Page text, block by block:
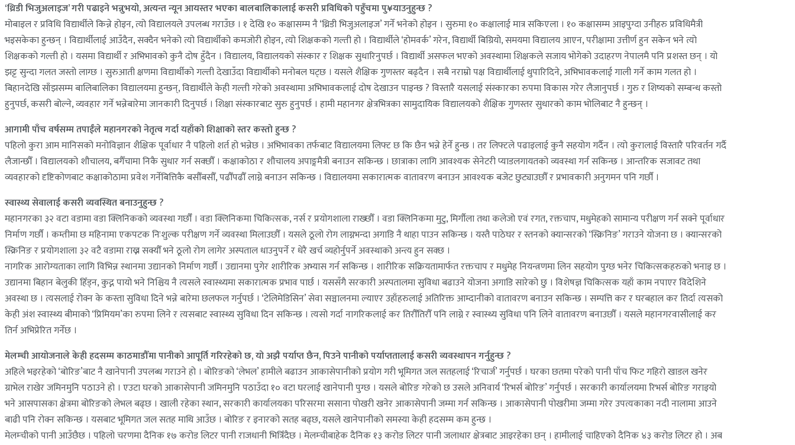
‘थ्रिडी भिजुअलाइज’ गरी पढाइने भन्नुभयो, अत्यन्त न्यून आयस्तर भएका बालबालिकालाई कसरी प्रविधिको पहुँचमा पु¥याउनुहुन्छ ?
मोबाइल र प्रविधि विद्यार्थीले किन्ने होइन, त्यो विद्यालयले उपलब्ध गराउँछ । १ देखि १० कक्षासम्म नै ‘थ्रिडी भिजुअलाइज’ गर्ने भनेको होइन । सुरुमा १० कक्षालाई मात्र सकिएला । १० कक्षासम्म आइपुग्दा उनीहरु प्रविधिमैत्री
भइसकेका हुन्छन् । विद्यार्थीलाई आउँदैन, सक्दैन भनेको त्यो विद्यार्थीको कमजोरी होइन, त्यो शिक्षकको गल्ती हो । विद्यार्थीले ‘होमवर्क’ गरेन, विद्यार्थी बिग्रियो, समयमा विद्यालय आएन, परीक्षामा उत्तीर्ण हुन सकेन भने त्यो
शिक्षकको गल्ती हो । यसमा विद्यार्थी र अभिभावको कुनै दोष हुँदैन । विद्यालय, विद्यालयको संस्कार र शिक्षक सुधारिनुपर्छ । विद्यार्थी असफल भएको अवस्थामा शिक्षकले सजाय भोगेको उदाहरण नेपालमै पनि प्रशस्त छन् । यो
झट्ट सुन्दा गलत जस्तो लाग्छ । सुरुआती क्षणमा विद्यार्थीको गल्ती देखाउँदा विद्यार्थीको मनोबल घट्छ । यसले शैक्षिक गुणस्तर बढ्दैन । सबै नराम्रो पक्ष विद्यार्थीलाई थुपारिदिने, अभिभावकलाई गाली गर्ने काम गलत हो ।
बिहानदेखि साँझसम्म बालिबालिका विद्यालयमा हुन्छन्, विद्यार्थीले केही गल्ती गरेको अवस्थामा अभिभावकलाई दोष देखाउन पाइन्छ ? विस्तारै यसलाई संस्कारका रुपमा विकास गरेर लैजानुपर्छ । गुरु र शिष्यको सम्बन्ध कस्तो
हुनुपर्छ, कसरी बोल्ने, व्यवहार गर्ने भन्नेबारेमा जानकारी दिनुपर्छ । शिक्षा संस्कारबाट सुरु हुनुपर्छ । हामी महानगर क्षेत्रभित्रका सामुदायिक विद्यालयको शैक्षिक गुणस्तर सुधारको काम भोलिबाट नै हुन्छन् ।
आगामी पाँच वर्षसम्म तपाईंले महानगरको नेतृत्व गर्दा यहाँको शिक्षाको स्तर कस्तो हुन्छ ?
पहिलो कुरा आम मानिसको मनोविज्ञान शैक्षिक पूर्वाधार नै पहिलो शर्त हो भन्नेछ । अभिभावका तर्फबाट विद्यालयमा लिफ्ट छ कि छैन भन्ने हेर्ने हुन्छ । तर लिफ्टले पढाइलाई कुनै सहयोग गर्दैन । त्यो कुरालाई विस्तारै परिवर्तन गर्दै
लैजान्छौँ । विद्यालयको शौचालय, बगैँचामा निकै सुधार गर्न सक्छौँ । कक्षाकोठा र शौचालय अपाङ्गमैत्री बनाउन सकिन्छ । छात्राका लागि आवश्यक सेनेटरी प्याडलगायतको व्यवस्था गर्न सकिन्छ । आन्तरिक सजावट तथा
व्यवहारको दृष्टिकोणबाट कक्षाकोठामा प्रवेश गर्नेबित्तिकै बसौँबसौँ, पढौँपढौँ लाग्ने बनाउन सकिन्छ । विद्यालयमा सकारात्मक वातावरण बनाउन आवश्यक बजेट छुट्याउछौँ र प्रभावकारी अनुगमन पनि गर्छौं ।
स्वास्थ्य सेवालाई कसरी व्यवस्थित बनाउनुहुन्छ ?
महानगरका ३२ वटा वडामा वडा क्लिनिकको व्यवस्था गर्छौँ । वडा क्लिनिकमा चिकित्सक, नर्स र प्रयोगशाला राख्छौँ । वडा क्लिनिकमा मुटु, मिर्गौला तथा कलेजो एवं रगत, रक्तचाप, मधुमेहको सामान्य परीक्षण गर्न सक्ने पूर्वाधार
निर्माण गर्छौं । कम्तीमा छ महिनामा एकपटक निःशुल्क परीक्षण गर्ने व्यवस्था मिलाउछौँ । यसले ठूलो रोग लाग्नभन्दा अगाडि नै थाहा पाउन सकिन्छ । यस्तै पाठेघर र स्तनको क्यान्सरको ‘स्क्रिनिङ’ गराउने योजना छ । क्यान्सरको
स्क्रिनिङ र प्रयोगशाला ३२ वटै वडामा राख्न सक्यौँ भने ठूलो रोग लागेर अस्पताल धाउनुपर्ने र धेरै खर्च व्यहोर्नुपर्ने अवस्थाको अन्त्य हुन सक्छ ।
नागरिक आरोग्यताका लागि विभिन्न स्थानमा उद्यानको निर्माण गर्छौं । उद्यानमा पुगेर शारीरिक अभ्यास गर्न सकिन्छ । शारीरिक सक्रियतामार्फत रक्तचाप र मधुमेह नियन्त्रणमा लिन सहयोग पुग्छ भनेर चिकित्सकहरुको भनाइ छ ।
उद्यानमा बिहान बेलुकी हिँड्न, कुद्न पायो भने निश्चिय नै त्यसले स्वास्थ्यमा सकारात्मक प्रभाव पार्छ । यससँगै सरकारी अस्पतालमा सुविधा बढाउने योजना अगाडि सारेको छु । विशेषज्ञ चिकित्सक यहाँ काम नपाएर विदेशिने
अवस्था छ । त्यसलाई रोक्न के कस्ता सुविधा दिने भन्ने बारेमा छलफल गर्नुपर्छ । ‘टेलिमेडिसिन’ सेवा सञ्चालनमा ल्याएर उहाँहरुलाई अतिरिक्त आम्दानीको वातावरण बनाउन सकिन्छ । सम्पत्ति कर र घरबहाल कर तिर्दा त्यसको
केही अंश स्वास्थ्य बीमाको ‘प्रिमियम’का रुपमा लिने र त्यसबाट स्वास्थ्य सुविधा दिन सकिन्छ । त्यसो गर्दा नागरिकलाई कर तिरौँतिरौँ पनि लाग्ने र स्वास्थ्य सुविधा पनि लिने वातावरण बनाउछौँ । यसले महानगरवासीलाई कर
तिर्न अभिप्रेरित गर्नेछ ।
मेलम्ची आयोजनाले केही हदसम्म काठमाडौँमा पानीको आपूर्ति गरिरहेको छ, यो अझै पर्याप्त छैन, पिउने पानीको पर्याप्ततालाई कसरी व्यवस्थापन गर्नुहुन्छ ?
अहिले भइरहेको ‘बोरिङ’बाट नै खानेपानी उपलब्ध गराउने हो । बोरिङको ‘लेभल’ हामीले बढाउन आकासेपानीको प्रयोग गरी भूमिगत जल सतहलाई ‘रिचार्ज’ गर्नुपर्छ । घरका छतमा परेको पानी पाँच फिट गहिरो खाडल खनेर
ग्राभेल राखेर जमिनमुनि पठाउने हो । एउटा घरको आकासेपानी जमिनमुनि पठाउँदा १० वटा घरलाई खानेपानी पुग्छ । यसले बोरिङ गरेको छ उसले अनिवार्य ‘रिभर्स बोरिङ’ गर्नुपर्छ । सरकारी कार्यालयमा रिभर्स बोरिङ गराइयो
भने आसपासका क्षेत्रमा बोरिङको लेभल बढ्छ । खाली रहेका स्थान, सरकारी कार्यालयका परिसरमा ससाना पोखरी खनेर आकासेपानी जम्मा गर्न सकिन्छ । आकासेपानी पोखरीमा जम्मा गरेर उपत्यकाका नदी नालामा आउने
बाढी पनि रोक्न सकिन्छ । यसबाट भूमिगत जल सतह माथि आउँछ । बोरिङ र इनारको सतह बढ्छ, यसले खानेपानीको समस्या केही हदसम्म कम हुन्छ ।
मेलम्चीको पानी आउँछैछ । पहिलो चरणमा दैनिक १७ करोड लिटर पानी राजधानी भित्रिँदैछ । मेलम्चीबाहेक दैनिक १३ करोड लिटर पानी जलाधार क्षेत्रबाट आइरहेका छन् । हामीलाई चाहिएको दैनिक ४३ करोड लिटर हो । अब